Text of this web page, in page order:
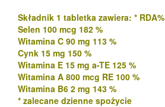
Składnik 1 tabletka zawiera: * RDA%
Selen 100 mcg 182 %
Witamina C 90 mg 113 %
Cynk 15 mg 150 %
Witamina E 15 mg a-TE 125 %
Witamina A 800 mcg RE 100 %
Witamina B6 2 mg 143 %
* zalecane dzienne spożycie